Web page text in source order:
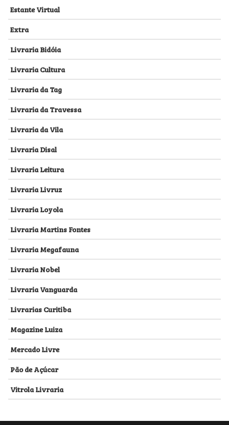
Estante Virtual
Extra
Livraria Bidóia
Livraria Cultura
Livraria da Tag
Livraria da Travessa
Livraria da Vila
Livraria Disal
Livraria Leitura
Livraria Livruz
Livraria Loyola
Livraria Martins Fontes
Livraria Megafauna
Livraria Nobel
Livraria Vanguarda
Livrarias Curitiba
Magazine Luiza
Mercado Livre
Pão de Açúcar
Vitrola Livraria